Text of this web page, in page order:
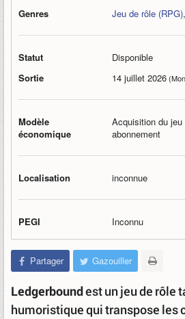
Genres
Jeu de rôle (RPG),
Statut
Disponible
Sortie
14 juillet 2026
Modèle
économique
Acquisition du
abonnement
Localisation inconnue
PEGI Inconnu
Partager Gazouiller
Ledgerboundest un jeu de rôle
humoristique qui transpose les